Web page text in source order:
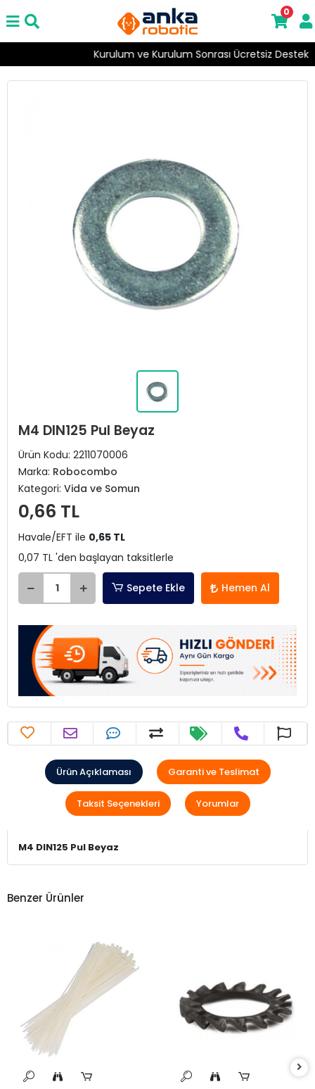
Kurulum ve Kurulum Sonrası Ücretsiz Destek
0
M4 DIN125 Pul Beyaz
Ürün Kodu: 2211070006
Marka: Robocombo
Kategori: Vida ve Somun
0,66 TL
Havale/EFT ile 0,65 TL
0,07 TL 'den başlayan taksitlerle
Sepete Ekle Hemen Al
Ürün Açıklaması Garanti ve Teslimat
Taksit Seçenekleri Yorumlar
M4 DIN125 Pul Beyaz
Benzer Ürünler